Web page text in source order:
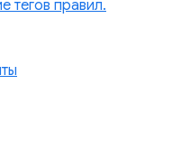
тегов правил.